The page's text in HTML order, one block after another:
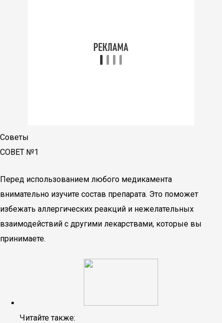
Советы
СОВЕТ №1
Перед использованием любого медикамента
внимательно изучите состав препарата. Это поможет
избежать аллергических реакций и нежелательных
взаимодействий с другими лекарствами, которые вы
принимаете.
Читайте также: